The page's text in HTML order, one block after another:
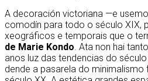
A decoración victoriana —e
comodín para todo o século XIX,
xeográficos e temporais que o
de Marie Kondo. Ata non hai
anos luz das tendencias do
dende a pasarela do